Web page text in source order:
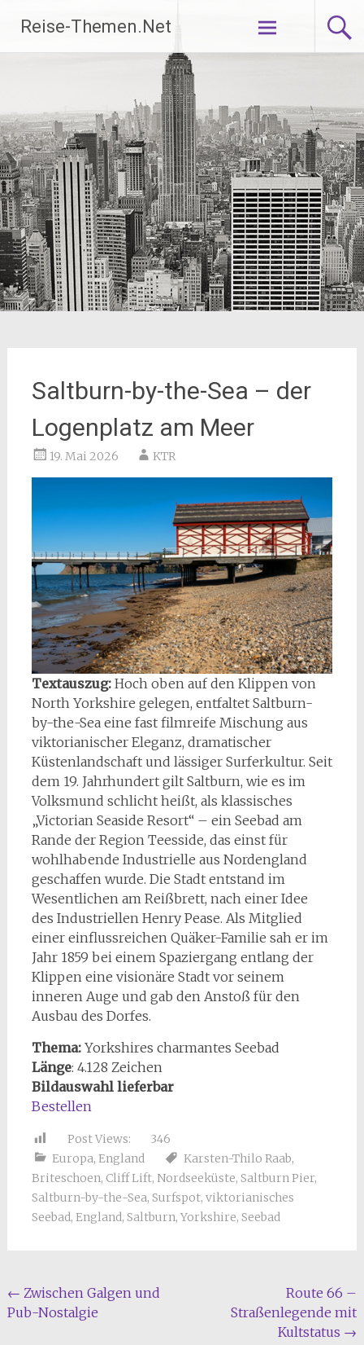
Inhalt
springen
Reise-Themen.Net
Saltburn-by-the-Sea – der
Logenplatz am Meer
19. Mai 2026 KTR
Textauszug: Hoch oben auf den Klippen von
North Yorkshire gelegen, entfaltet Saltburn-
by-the-Sea eine fast filmreife Mischung aus
viktorianischer Eleganz, dramatischer
Küstenlandschaft und lässiger Surferkultur. Seit
dem 19. Jahrhundert gilt Saltburn, wie es im
Volksmund schlicht heißt, als klassisches
„Victorian Seaside Resort“ – ein Seebad am
Rande der Region Teesside, das einst für
wohlhabende Industrielle aus Nordengland
geschaffen wurde. Die Stadt entstand im
Wesentlichen am Reißbrett, nach einer Idee
des Industriellen Henry Pease. Als Mitglied
einer einflussreichen Quäker-Familie sah er im
Jahr 1859 bei einem Spaziergang entlang der
Klippen eine visionäre Stadt vor seinem
inneren Auge und gab den Anstoß für den
Ausbau des Dorfes.
Thema: Yorkshires charmantes Seebad
Länge: 4.128 Zeichen
Bildauswahl lieferbar
Bestellen
Post Views:
346
Europa, England Karsten-Thilo Raab,
Briteschoen, Cliff Lift, Nordseeküste, Saltburn Pier,
Saltburn-by-the-Sea, Surfspot, viktorianisches
Seebad, England, Saltburn, Yorkshire, Seebad
Beitragsnavigation
← Zwischen Galgen und
Pub-Nostalgie
Route 66 –
Straßenlegende mit
Kultstatus →